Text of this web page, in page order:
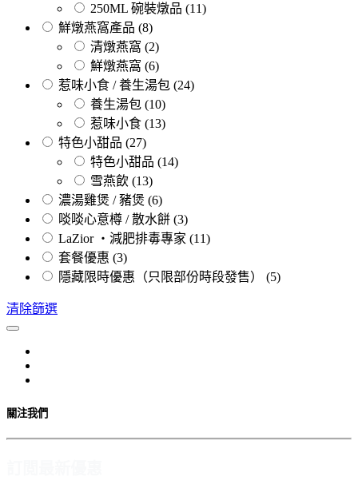
250ML 碗裝燉品 (11)
鮮燉燕窩產品 (8)
清燉燕窩 (2)
鮮燉燕窩 (6)
惹味小食 / 養生湯包 (24)
養生湯包 (10)
惹味小食 (13)
特色小甜品 (27)
特色小甜品 (14)
雪燕飲 (13)
濃湯雞煲 / 豬煲 (6)
啖啖心意樽 / 散水餅 (3)
LaZior ・減肥排毒專家 (11)
套餐優惠 (3)
隱藏限時優惠（只限部份時段發售）
(5)
清除篩選
關注我們